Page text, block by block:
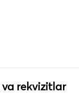
rekvizitlar